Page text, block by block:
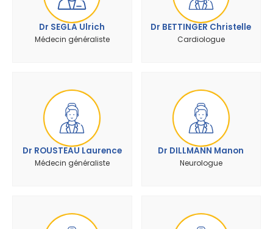
Dr SEGLA Ulrich
Médecin généraliste
Dr BETTINGER Christelle
Cardiologue
Dr ROUSTEAU Laurence
Médecin généraliste
Dr DILLMANN Manon
Neurologue